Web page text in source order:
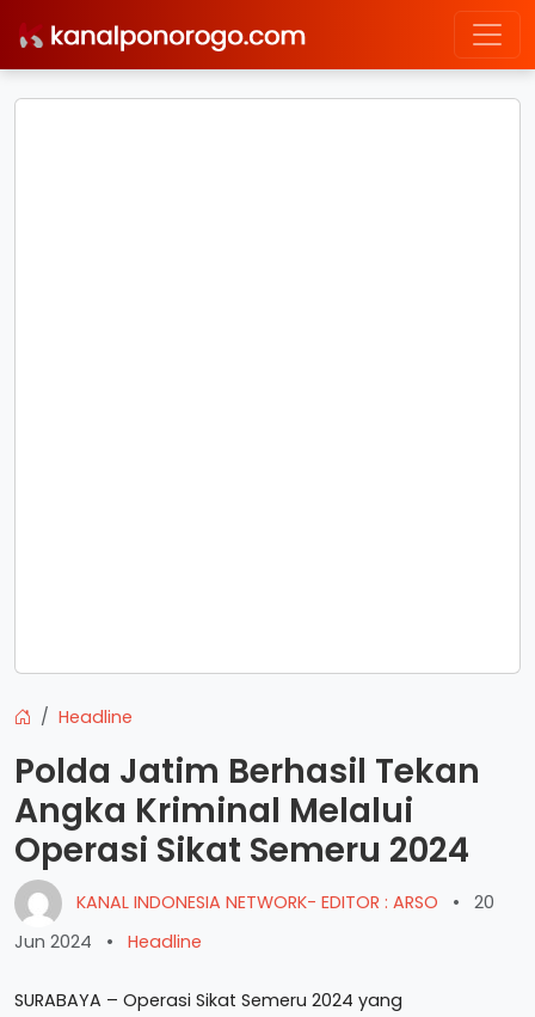
Headline
Polda Jatim Berhasil Tekan
Angka Kriminal Melalui
Operasi Sikat Semeru 2024
KANAL INDONESIA NETWORK- EDITOR : ARSO •
20
Jun 2024
• Headline
SURABAYA – Operasi Sikat Semeru 2024 yang